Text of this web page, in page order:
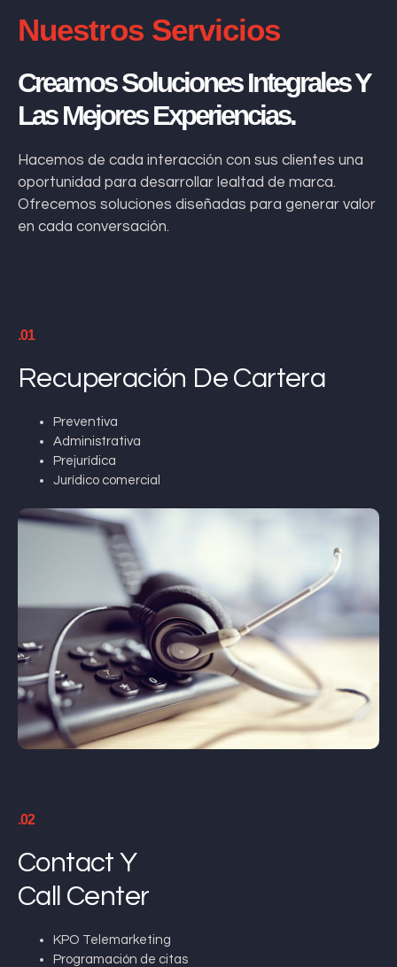
Nuestros Servicios
Creamos Soluciones Integrales Y
Las Mejores Experiencias.
Hacemos de cada interacción con sus clientes una
oportunidad para desarrollar lealtad de marca.
Ofrecemos soluciones diseñadas para generar valor
en cada conversación.
.01
Recuperación De Cartera
Preventiva
Administrativa
Prejurídica
Jurídico comercial
.02
Contact Y
Call Center
KPO Telemarketing
Programación de citas